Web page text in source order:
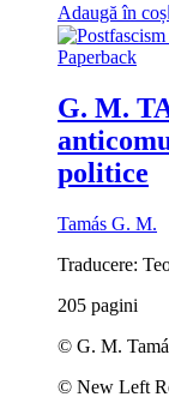
Adaugă în coș
Paperback
G. M.
politice
Tamás G. M.
Traducere:
205 pagini
© G. M.
© New Left